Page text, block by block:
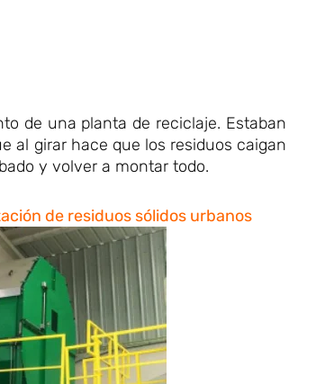
de una planta de reciclaje. Estaban
al girar hace que los residuos caigan
y volver a montar todo.
de residuos sólidos urbanos